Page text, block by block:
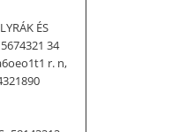
ÉS
34
r. n,